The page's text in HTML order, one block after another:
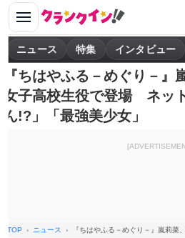
ニュース 特集 インタビュー
『ちはやふる－めぐり－』
女子高校生役で登場 ネッ
ん!?」「最強美少女」
TOP ニュース 『ちはやふる－めぐり－』嵐莉